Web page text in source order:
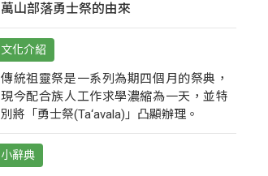
萬山部落勇士祭的由來
文化介紹
傳統祖靈祭是一系列為期四個月的祭典，
現今配合族人工作求學濃縮為一天，並特
別將「勇士祭(Ta‘avala)」凸顯辦理。
小辭典